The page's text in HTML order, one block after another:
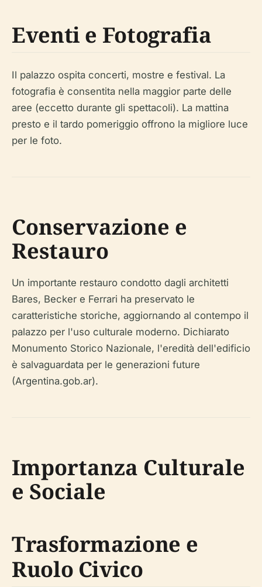
Eventi e Fotografia
Il palazzo ospita concerti, mostre e festival. La
fotografia è consentita nella maggior parte delle
aree (eccetto durante gli spettacoli). La mattina
presto e il tardo pomeriggio offrono la migliore luce
per le foto.
Conservazione e
Restauro
Un importante restauro condotto dagli architetti
Bares, Becker e Ferrari ha preservato le
caratteristiche storiche, aggiornando al contempo il
palazzo per l'uso culturale moderno. Dichiarato
Monumento Storico Nazionale, l'eredità dell'edificio
è salvaguardata per le generazioni future
(Argentina.gob.ar).
Importanza Culturale
e Sociale
Trasformazione e
Ruolo Civico